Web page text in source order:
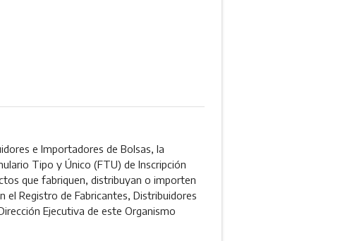
e Importadores de Bolsas, la
Tipo y Único (FTU) de Inscripción
que fabriquen, distribuyan o importen
Registro de Fabricantes, Distribuidores
Ejecutiva de este Organismo